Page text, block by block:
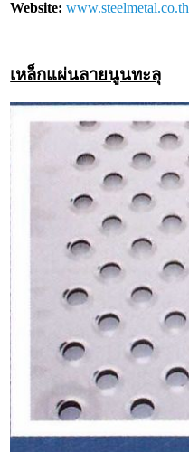
Website: www.steelmetal.co.th
เหล็กแผ่นลายนูนทะลุ